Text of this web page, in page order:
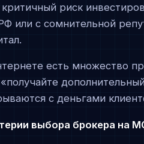
риск
или с сомнительной
есть множество
с деньгами
выбора брокера на